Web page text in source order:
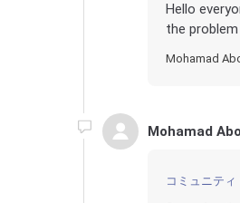
Hello
the
Mohamad
Mohamad
コミュニティ